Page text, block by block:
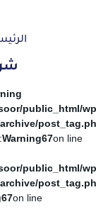
public_html/
on line
67
Warning
: Attempt to read property "post_title" on null in
public_html/
on line
67